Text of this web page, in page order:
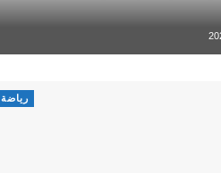
رياضة